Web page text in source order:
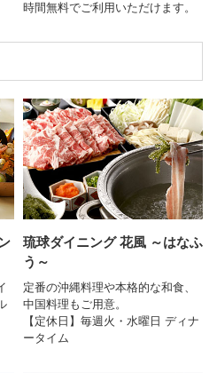
時間無料でご利用いただけます。
琉球ダイニング 花風 ～はなふ
う～
定番の沖縄料理や本格的な和食、
中国料理もご用意。
【定休日】毎週火・水曜日 ディナ
ータイム